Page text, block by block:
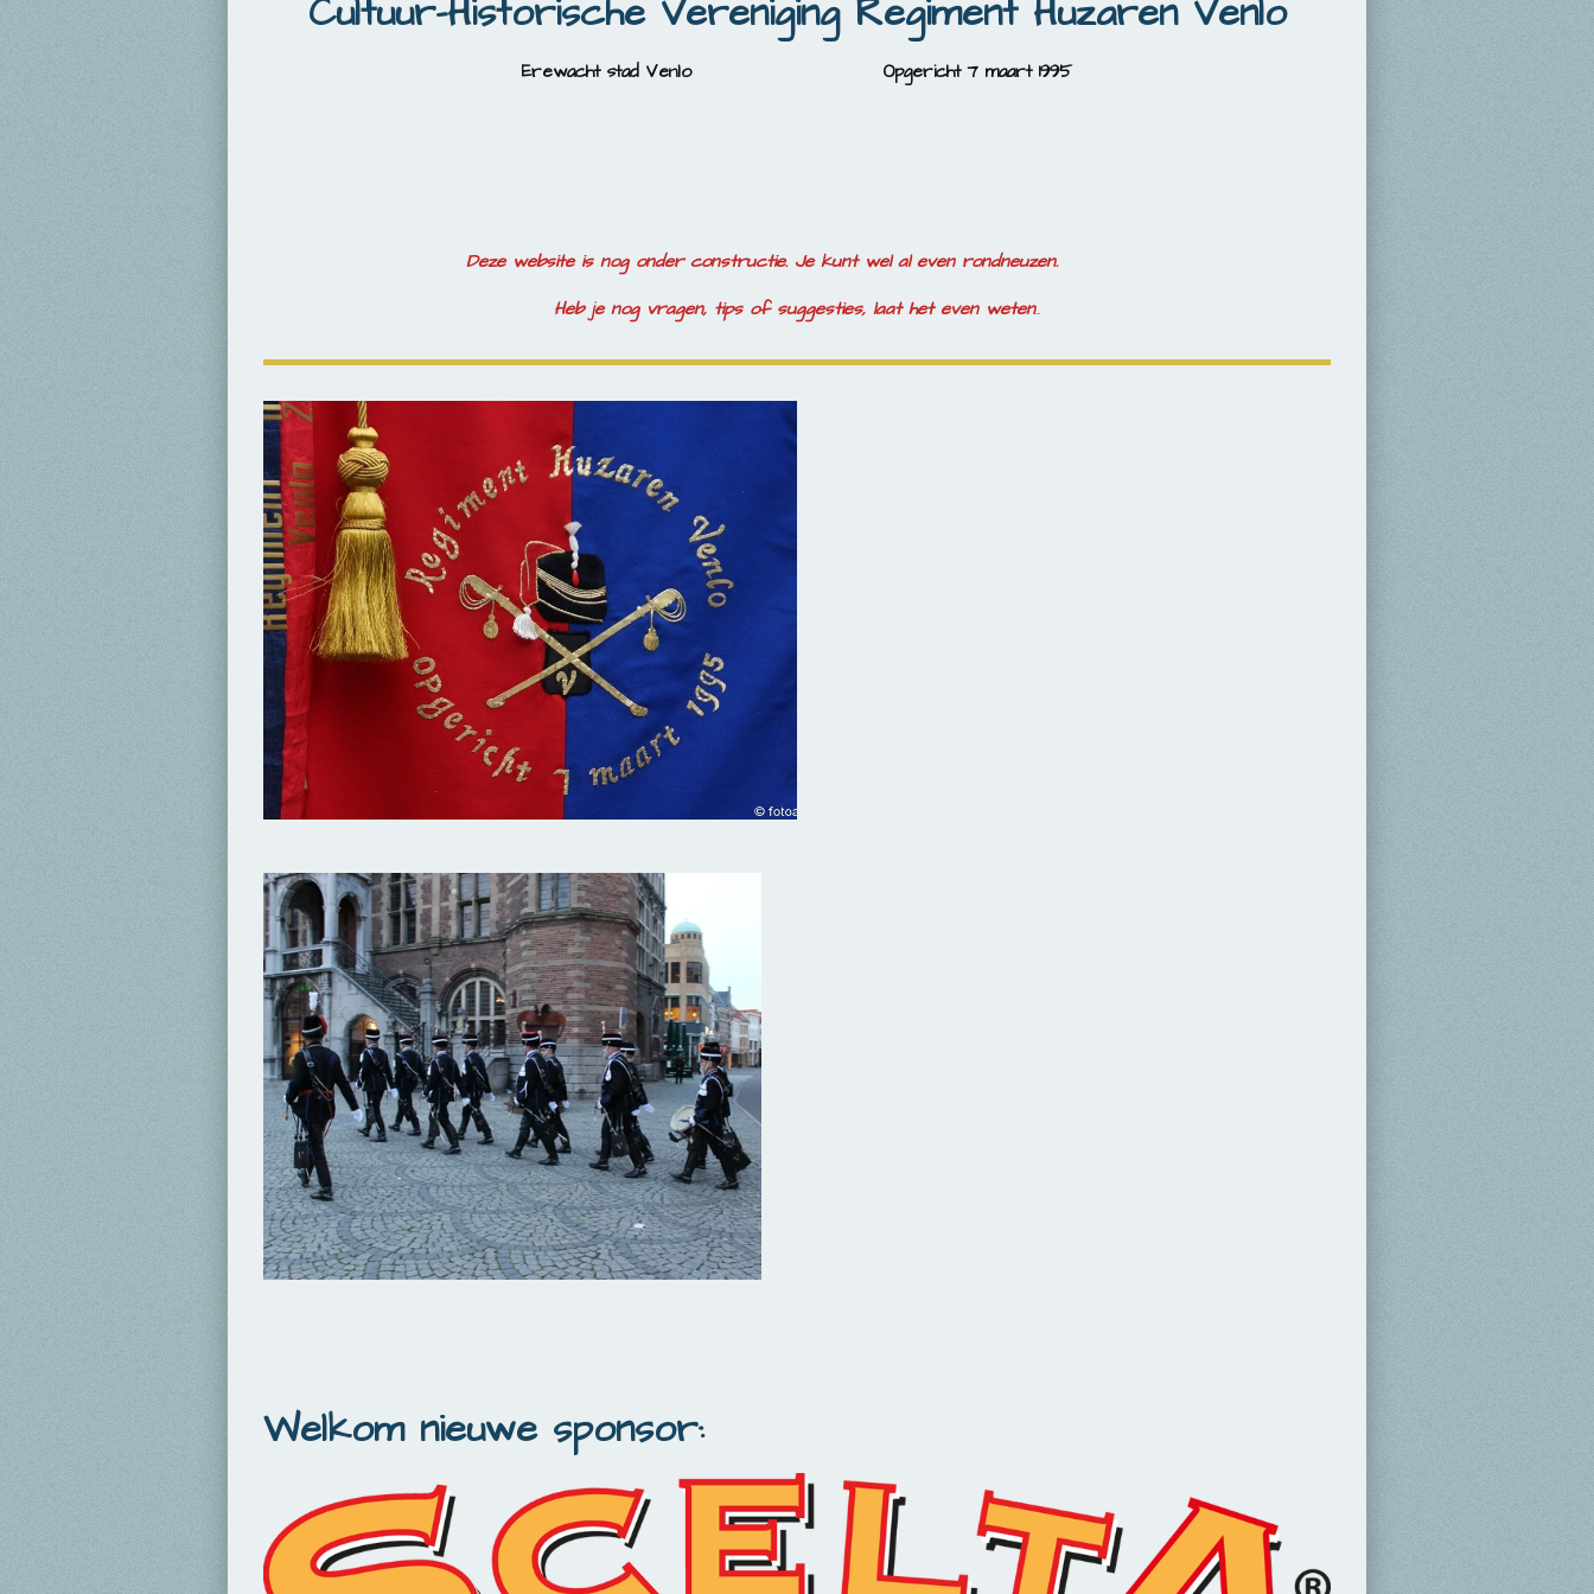
Cultuur-Historische Vereniging Regiment Huzaren Venlo
Erewacht stad Venlo Opgericht 7 maart 1995
Deze website is nog onder constructie. Je kunt wel al even rondneuzen.
Heb je nog vragen, tips of suggesties, laat het even weten..
Welkom nieuwe sponsor: